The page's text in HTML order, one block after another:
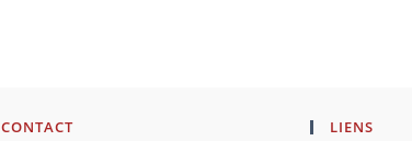
CONTACT LIENS